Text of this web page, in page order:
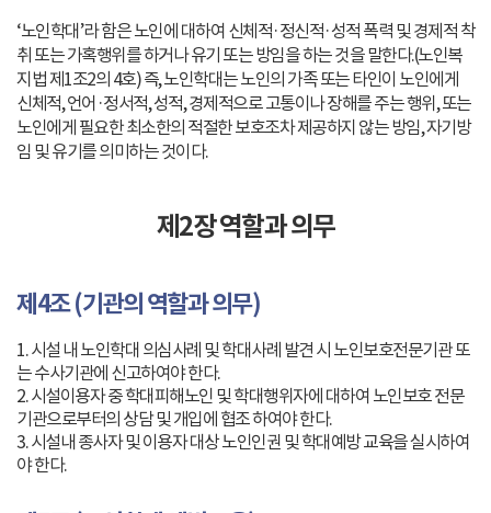
‘노인학대’라 함은 노인에 대하여 신체적·정신적·성적 폭력 및 경제적 착
취 또는 가혹행위를 하거나 유기 또는 방임을 하는 것을 말한다.(노인복
지법 제1조2의 4호) 즉, 노인학대는 노인의 가족 또는 타인이 노인에게
신체적, 언어·정서적, 성적, 경제적으로 고통이나 장해를 주는 행위, 또는
노인에게 필요한 최소한의 적절한 보호조차 제공하지 않는 방임, 자기방
임 및 유기를 의미하는 것이다.
제2장 역할과 의무
제4조 (기관의 역할과 의무)
1. 시설 내 노인학대 의심사례 및 학대사례 발견 시 노인보호전문기관 또
는 수사기관에 신고하여야 한다.
2. 시설이용자 중 학대피해노인 및 학대행위자에 대하여 노인보호 전문
기관으로부터의 상담 및 개입에 협조 하여야 한다.
3. 시설내 종사자 및 이용자 대상 노인인권 및 학대예방 교육을 실시하여
야 한다.